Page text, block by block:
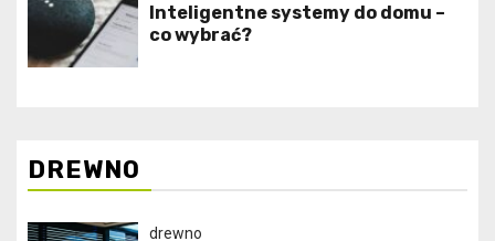
Inteligentne systemy do domu –
co wybrać?
DREWNO
drewno